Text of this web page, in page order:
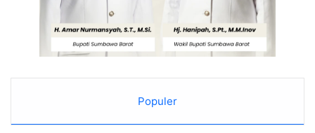
Populer